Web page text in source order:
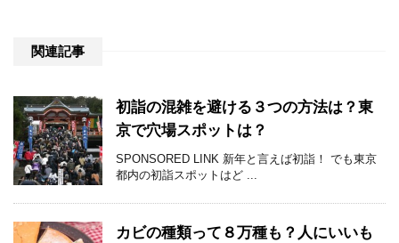
関連記事
初詣の混雑を避ける３つの方法は？東
京で穴場スポットは？
SPONSORED LINK 新年と言えば初詣！ でも東京
都内の初詣スポットはど ...
カビの種類って８万種も？人にいいも